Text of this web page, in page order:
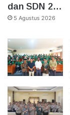
dan SDN 2…
5 Agustus 2026